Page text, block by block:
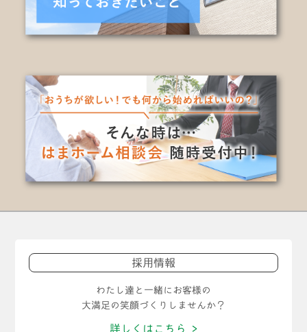
採用情報
わたし達と一緒にお客様の
大満足の笑顔づくりしませんか？
詳しくはこちら >